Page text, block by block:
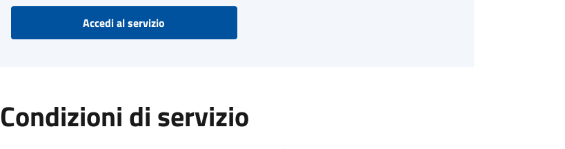
Accedi al servizio
Condizioni di servizio